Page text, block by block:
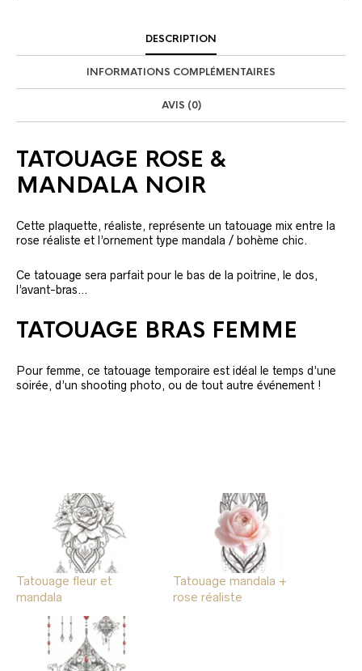
DESCRIPTION
INFORMATIONS COMPLÉMENTAIRES
AVIS (0)
TATOUAGE ROSE &
MANDALA NOIR
Cette plaquette, réaliste, représente un tatouage mix entre la
rose réaliste et l’ornement type mandala / bohème chic.
Ce tatouage sera parfait pour le bas de la poitrine, le dos,
l’avant-bras…
TATOUAGE BRAS FEMME
Pour femme, ce tatouage temporaire est idéal le temps d’une
soirée, d’un shooting photo, ou de tout autre événement !
Tatouage fleur et
mandala
Tatouage mandala +
rose réaliste